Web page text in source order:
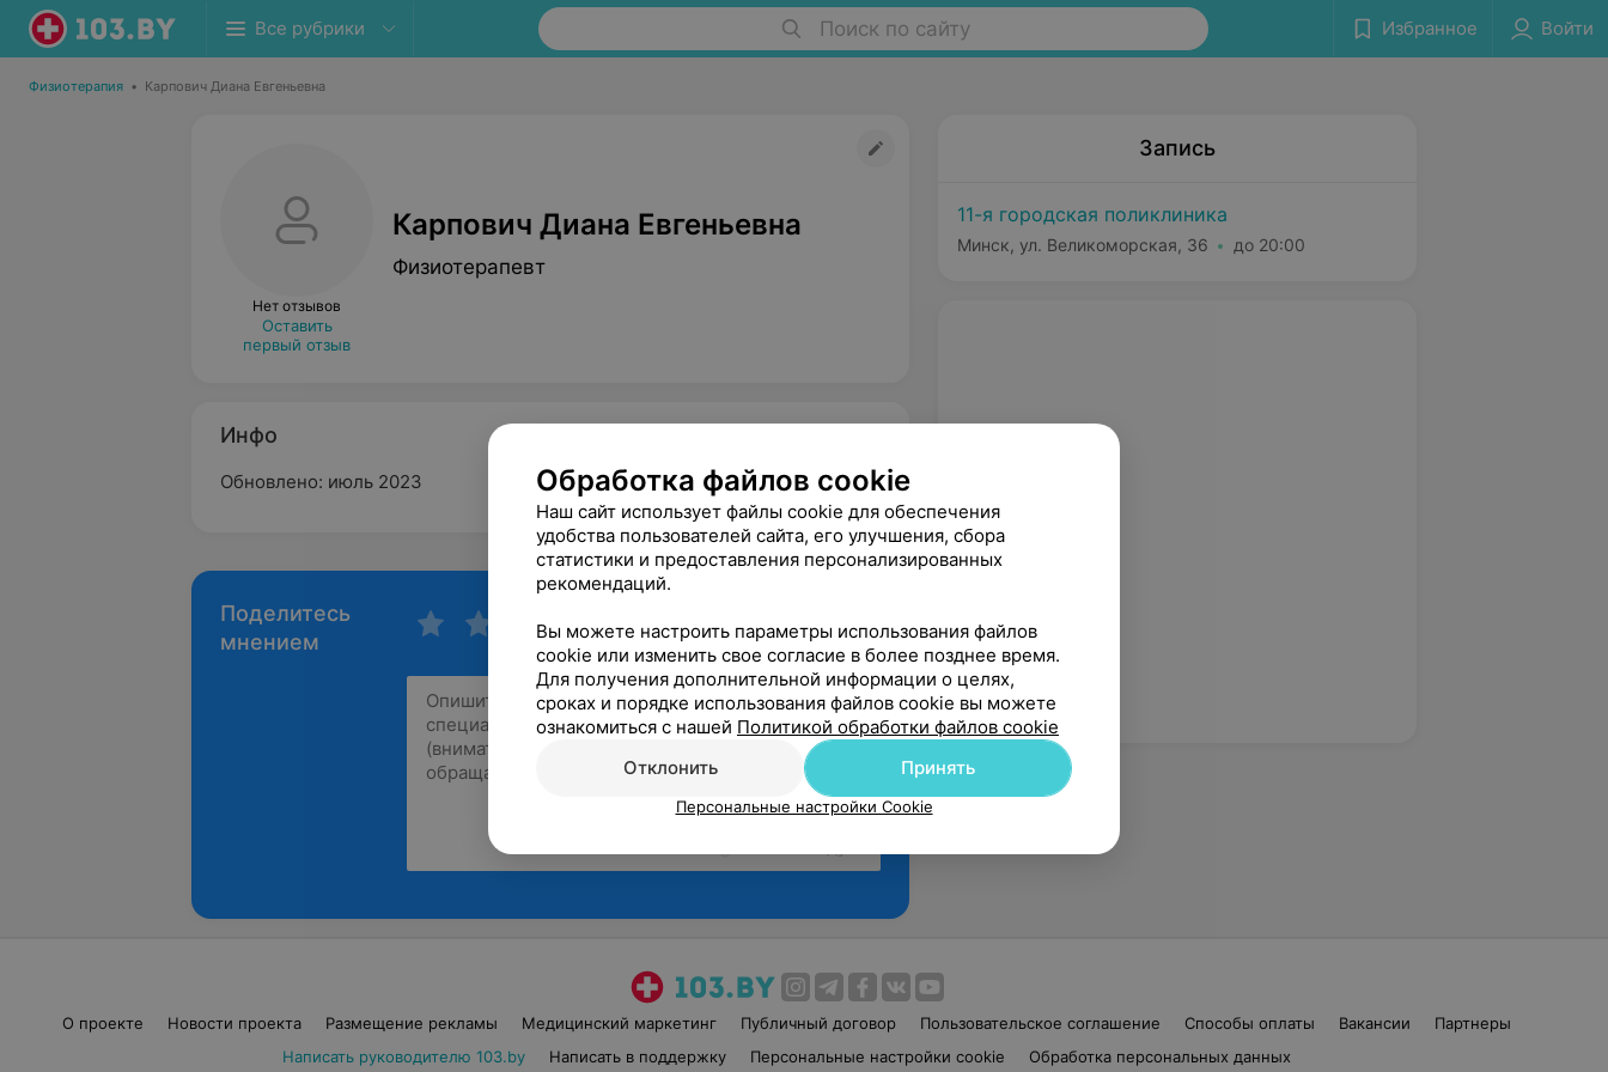
Все рубрики Поиск по сайту Избранное Войти
Физиотерапия • Карпович Диана Евгеньевна
Нет отзывов
Оставить
первый отзыв
Карпович Диана Евгеньевна
Физиотерапевт
Инфо
Обновлено: июль 2023
Поделитесь
мнением
Запись
11-я городская поликлиника
Минск, ул. Великоморская, 36 до 20:00
О проекте Новости проекта Размещение рекламы Медицинский маркетинг Публичный договор Пользовательское соглашение Способы оплаты Вакансии
Партнеры
Написать руководителю 103.by
Написать в поддержку Персональные настройки cookie Обработка персональных данных
Обработка файлов cookie
Наш сайт использует файлы cookie для обеспечения
удобства пользователей сайта, его улучшения, сбора
статистики и предоставления персонализированных
рекомендаций.
Вы можете настроить параметры использования файлов
cookie или изменить свое согласие в более позднее время.
Для получения дополнительной информации о целях,
сроках и порядке использования файлов cookie вы можете
ознакомиться с нашей Политикой обработки файлов cookie
Отклонить
Принять
Персональные настройки Cookie